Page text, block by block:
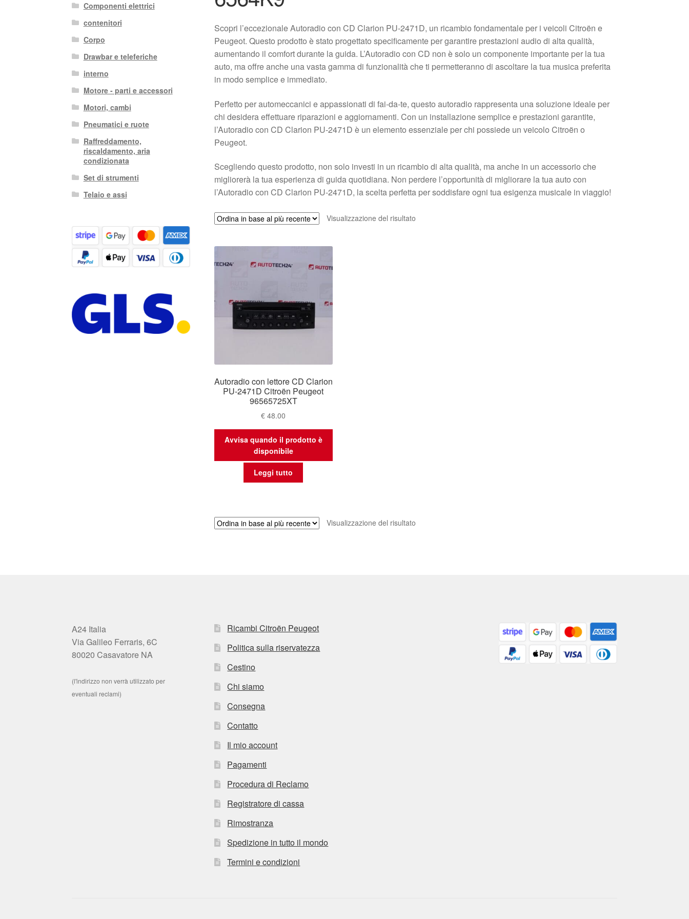
Scopri l’eccezionale Autoradio con CD Clarion PU-2471D, un ricambio fondamentale per i veicoli Citroën e
Peugeot. Questo prodotto è stato progettato specificamente per garantire prestazioni audio di alta qualità,
aumentando il comfort durante la guida. L’Autoradio con CD non è solo un componente importante per la tua
auto, ma offre anche una vasta gamma di funzionalità che ti permetteranno di ascoltare la tua musica preferita
in modo semplice e immediato.
Perfetto per automeccanici e appassionati di fai-da-te, questo autoradio rappresenta una soluzione ideale per
chi desidera effettuare riparazioni e aggiornamenti. Con un installazione semplice e prestazioni garantite,
l’Autoradio con CD Clarion PU-2471D è un elemento essenziale per chi possiede un veicolo Citroën o
Peugeot.
Scegliendo questo prodotto, non solo investi in un ricambio di alta qualità, ma anche in un accessorio che
migliorerà la tua esperienza di guida quotidiana. Non perdere l’opportunità di migliorare la tua auto con
l’Autoradio con CD Clarion PU-2471D, la scelta perfetta per soddisfare ogni tua esigenza musicale in viaggio!
Visualizzazione del risultato
Autoradio con lettore CD Clarion
PU-2471D Citroën Peugeot
96565725XT
€ 48.00
Avvisa quando il prodotto è
disponibile
Leggi tutto
Visualizzazione del risultato
Componenti elettrici
contenitori
Corpo
Drawbar e teleferiche
interno
Motore - parti e accessori
Motori, cambi
Pneumatici e ruote
Raffreddamento,
riscaldamento, aria
condizionata
Set di strumenti
Telaio e assi
A24 Italia
Via Galileo Ferraris, 6C
80020 Casavatore NA
(l'indirizzo non verrà utilizzato per
eventuali reclami)
Ricambi Citroën Peugeot
Politica sulla riservatezza
Cestino
Chi siamo
Consegna
Contatto
Il mio account
Pagamenti
Procedura di Reclamo
Registratore di cassa
Rimostranza
Spedizione in tutto il mondo
Termini e condizioni